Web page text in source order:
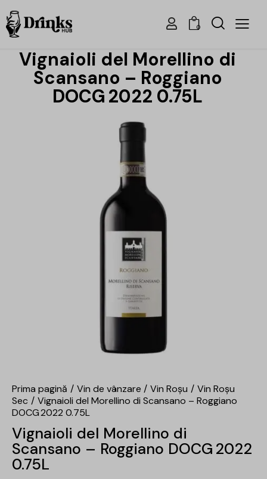
0
Vignaioli del Morellino di
Scansano – Roggiano
DOCG 2022 0.75L
Prima pagină Vin de vânzare Vin Roșu
Vin Roșu
Sec
Vignaioli del Morellino di Scansano – Roggiano
DOCG 2022 0.75L
Vignaioli del Morellino di
Scansano – Roggiano DOCG 2022
0.75L